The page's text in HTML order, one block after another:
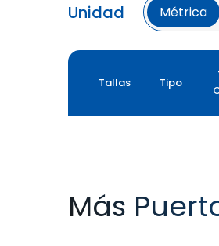
Unidad Métrica
Tallas Tipo
Más